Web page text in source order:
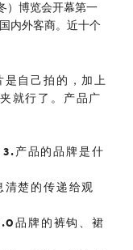
博览会开幕第一
内外客商。近十个
自己拍的，加上
就行了。产品广
3.产品的品牌是什
楚的传递给观
品牌的裤钩、裙